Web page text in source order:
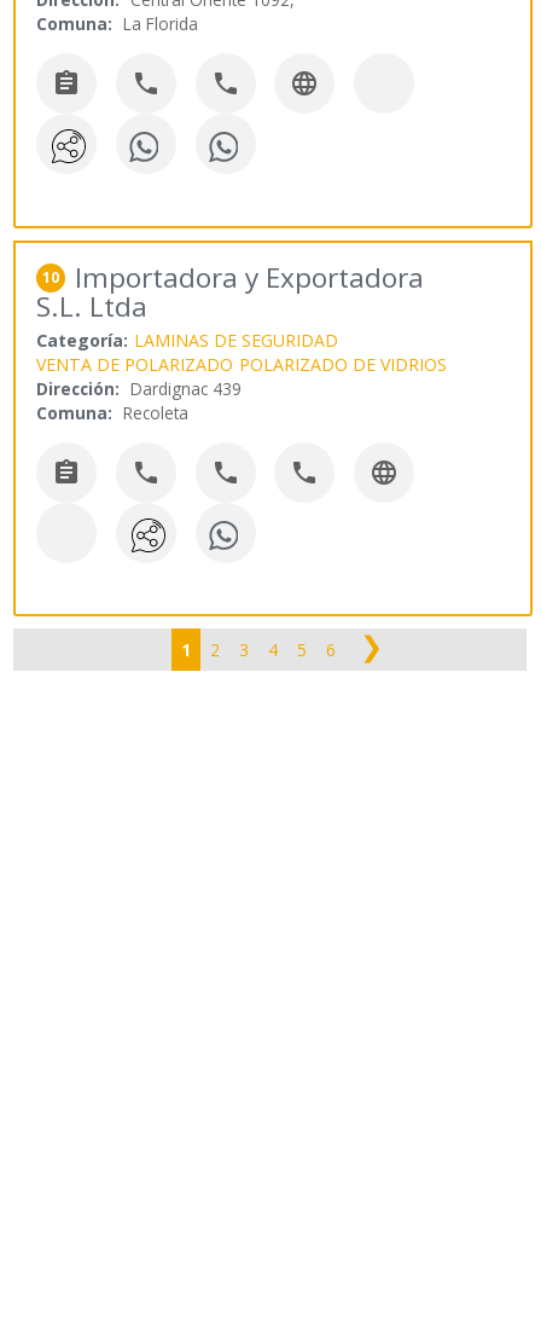
Comuna: La Florida
   
10 Importadora y Exportadora
S.L. Ltda
Categoría: LAMINAS DE SEGURIDAD
VENTA DE POLARIZADO POLARIZADO DE VIDRIOS
Dirección: Dardignac 439
Comuna: Recoleta
    
1 2 3 4 5 6 ❯